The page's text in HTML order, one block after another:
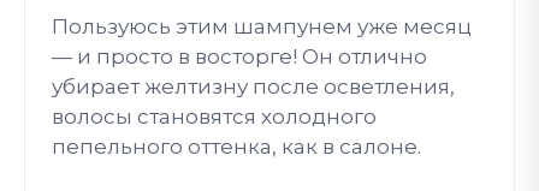
Пользуюсь этим шампунем уже месяц
— и просто в восторге! Он отлично
убирает желтизну после осветления,
волосы становятся холодного
пепельного оттенка, как в салоне.